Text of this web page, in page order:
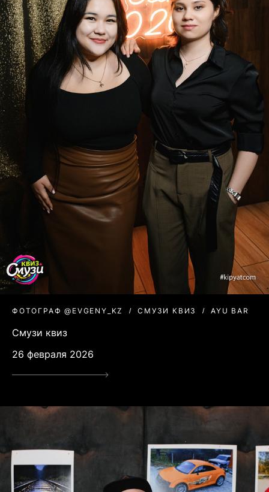
ФОТОГРАФ @EVGENY_KZ СМУЗИ КВИЗ AYU BAR
Смузи квиз
26 февраля 2026